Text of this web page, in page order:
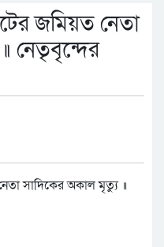
জমিয়ত নেতা
নেতৃবৃন্দের